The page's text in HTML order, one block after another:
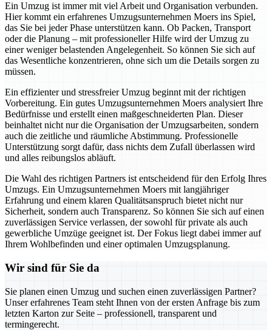
Ein Umzug ist immer mit viel Arbeit und Organisation verbunden.
Hier kommt ein erfahrenes Umzugsunternehmen Moers ins Spiel,
das Sie bei jeder Phase unterstützen kann. Ob Packen, Transport
oder die Planung – mit professioneller Hilfe wird der Umzug zu
einer weniger belastenden Angelegenheit. So können Sie sich auf
das Wesentliche konzentrieren, ohne sich um die Details sorgen zu
müssen.
Ein effizienter und stressfreier Umzug beginnt mit der richtigen
Vorbereitung. Ein gutes Umzugsunternehmen Moers analysiert Ihre
Bedürfnisse und erstellt einen maßgeschneiderten Plan. Dieser
beinhaltet nicht nur die Organisation der Umzugsarbeiten, sondern
auch die zeitliche und räumliche Abstimmung. Professionelle
Unterstützung sorgt dafür, dass nichts dem Zufall überlassen wird
und alles reibungslos abläuft.
Die Wahl des richtigen Partners ist entscheidend für den Erfolg Ihres
Umzugs. Ein Umzugsunternehmen Moers mit langjähriger
Erfahrung und einem klaren Qualitätsanspruch bietet nicht nur
Sicherheit, sondern auch Transparenz. So können Sie sich auf einen
zuverlässigen Service verlassen, der sowohl für private als auch
gewerbliche Umzüge geeignet ist. Der Fokus liegt dabei immer auf
Ihrem Wohlbefinden und einer optimalen Umzugsplanung.
Wir sind für Sie da
Sie planen einen Umzug und suchen einen zuverlässigen Partner?
Unser erfahrenes Team steht Ihnen von der ersten Anfrage bis zum
letzten Karton zur Seite – professionell, transparent und
termingerecht.